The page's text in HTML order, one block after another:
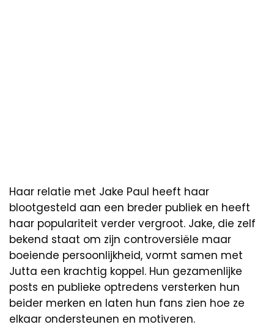
Haar relatie met Jake Paul heeft haar
blootgesteld aan een breder publiek en heeft
haar populariteit verder vergroot. Jake, die zelf
bekend staat om zijn controversiële maar
boeiende persoonlijkheid, vormt samen met
Jutta een krachtig koppel. Hun gezamenlijke
posts en publieke optredens versterken hun
beider merken en laten hun fans zien hoe ze
elkaar ondersteunen en motiveren.